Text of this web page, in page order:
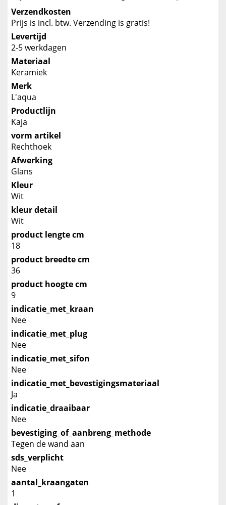
Verzendkosten
Prijs is incl. btw. Verzending is gratis!
Levertijd
2-5 werkdagen
Materiaal
Keramiek
Merk
L'aqua
Productlijn
Kaja
vorm artikel
Rechthoek
Afwerking
Glans
Kleur
Wit
kleur detail
Wit
product lengte cm
18
product breedte cm
36
product hoogte cm
9
indicatie_met_kraan
Nee
indicatie_met_plug
Nee
indicatie_met_sifon
Nee
indicatie_met_bevestigingsmateriaal
Ja
indicatie_draaibaar
Nee
bevestiging_of_aanbreng_methode
Tegen de wand aan
sds_verplicht
Nee
aantal_kraangaten
1